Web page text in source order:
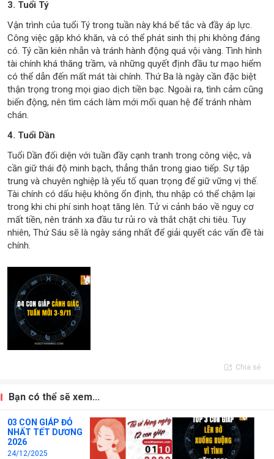
3. Tuổi Tý
Vận trình của tuổi Tý trong tuần này khá bế tắc và đầy áp lực.
Công việc gặp khó khăn, và có thể phát sinh thị phi không đáng
có. Tý cần kiên nhẫn và tránh hành động quá vội vàng. Tình hình
tài chính khá thăng trầm, và những quyết định đầu tư mạo hiểm
có thể dẫn đến mất mát tài chính. Thứ Ba là ngày cần đặc biệt
thận trọng trong mọi giao dịch tiền bạc. Ngoài ra, tình cảm cũng
biến động, nên tìm cách làm mới mối quan hệ để tránh nhàm
chán.
4. Tuổi Dần
Tuổi Dần đối diện với tuần đầy cạnh tranh trong công việc, và
cần giữ thái độ minh bạch, thẳng thắn trong giao tiếp. Sự tập
trung và chuyên nghiệp là yếu tố quan trọng để giữ vững vị thế.
Tài chính có dấu hiệu không ổn định, thu nhập có thể chậm lại
trong khi chi phí sinh hoạt tăng lên. Tử vi cảnh báo về nguy cơ
mất tiền, nên tránh xa đầu tư rủi ro và thắt chặt chi tiêu. Tuy
nhiên, Thứ Sáu sẽ là ngày sáng nhất để giải quyết các vấn đề tài
chính.
Chia sẻ
Bạn có thể sẽ xem...
03 CON GIÁP ĐỎ
NHẤT TẾT DƯƠNG
2026
24/12/2025